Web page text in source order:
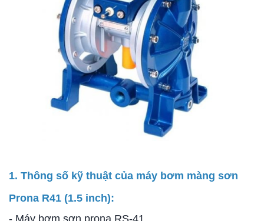
1. Thông số kỹ thuật của máy bơm màng sơn
Prona R41 (1.5 inch):